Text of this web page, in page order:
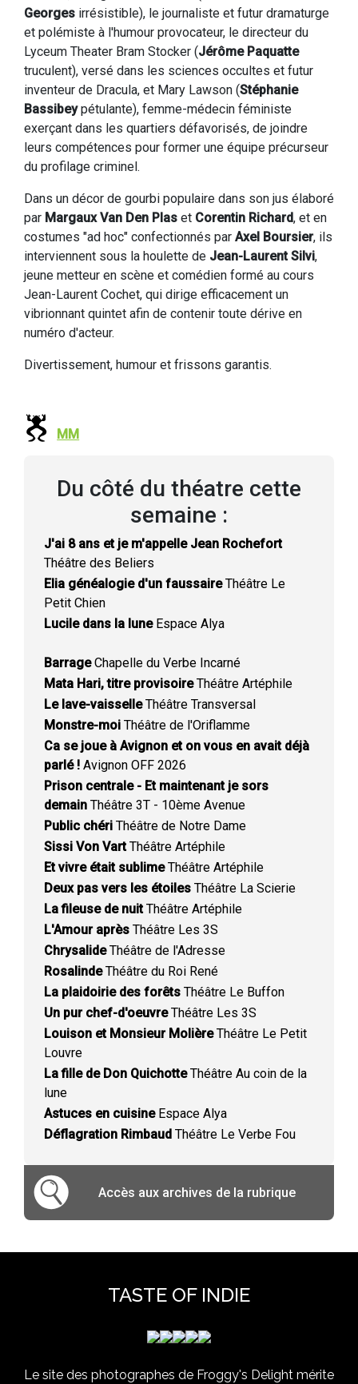
Georges irrésistible), le journaliste et futur dramaturge
et polémiste à l'humour provocateur, le directeur du
Lyceum Theater Bram Stocker (Jérôme Paquatte
truculent), versé dans les sciences occultes et futur
inventeur de Dracula, et Mary Lawson (Stéphanie
Bassibeypétulante), femme-médecin féministe
exerçant dans les quartiers défavorisés, de joindre
leurs compétences pour former une équipe précurseur
du profilage criminel.
Dans un décor de gourbi populaire dans son jus élaboré
par Margaux Van Den Plas et Corentin Richard, et en
costumes "ad hoc" confectionnés par Axel Boursier, ils
interviennent sous la houlette de Jean-Laurent Silvi,
jeune metteur en scène et comédien formé au cours
Jean-Laurent Cochet, qui dirige efficacement un
vibrionnant quintet afin de contenir toute dérive en
numéro d'acteur.
Divertissement, humour et frissons garantis.
MM
Du côté du théatre cette
semaine :
J'ai 8 ans et je m'appelle Jean Rochefort
Théâtre des Beliers
Elia généalogie d'un faussaireThéâtre Le
Petit Chien
Lucile dans la luneEspace Alya
BarrageChapelle du Verbe Incarné
Mata Hari, titre provisoireThéâtre Artéphile
Le lave-vaisselleThéâtre Transversal
Monstre-moi Théâtre de l'Oriflamme
Ca se joue à Avignon et on vous en avait déjà
parlé ! Avignon OFF 2026
Prison centrale - Et maintenant je sors
demain Théâtre 3T - 10ème Avenue
Public chéri Théâtre de Notre Dame
Sissi Von VartThéâtre Artéphile
Et vivre était sublimeThéâtre Artéphile
Deux pas vers les étoiles Théâtre La Scierie
La fileuse de nuitThéâtre Artéphile
L'Amour après Théâtre Les 3S
ChrysalideThéâtre de l'Adresse
RosalindeThéâtre du Roi René
La plaidoirie des forêts Théâtre Le Buffon
Un pur chef-d'oeuvreThéâtre Les 3S
Louison et Monsieur MolièreThéâtre Le Petit
Louvre
La fille de Don QuichotteThéâtre Au coin de la
lune
Astuces en cuisineEspace Alya
Déflagration Rimbaud Théâtre Le Verbe Fou
Accès aux archives de la rubrique
TASTE OF INDIE
Le site des photographes de Froggy's Delight mérite